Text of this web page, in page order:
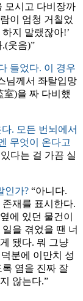
모시고 다비장까
이 엄청 거칠었
지 말랬잖아!’
웃음)”
들었다. 이 경우
님께서 좌탈입망
室)을 짜 다비했
. 모든 번뇌에서
무엇이 온다고
다는 걸 가끔 실
인가? “아니다.
재를 표시한다.
에 있던 물건이
을 겪었을 땐 너
됐다. 뭐 그냥
분에 이만치 성
염을 진짜 잘
않는다.”